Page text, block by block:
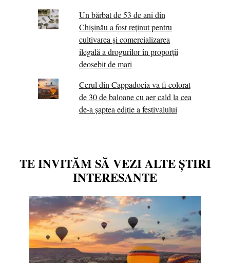
Un bărbat de 53 de ani din
Chișinău a fost reținut pentru
cultivarea și comercializarea
ilegală a drogurilor în proporții
deosebit de mari
Cerul din Cappadocia va fi colorat
de 30 de baloane cu aer cald la cea
de-a șaptea ediție a festivalului
TE INVITĂM SĂ VEZI ALTE ȘTIRI
INTERESANTE